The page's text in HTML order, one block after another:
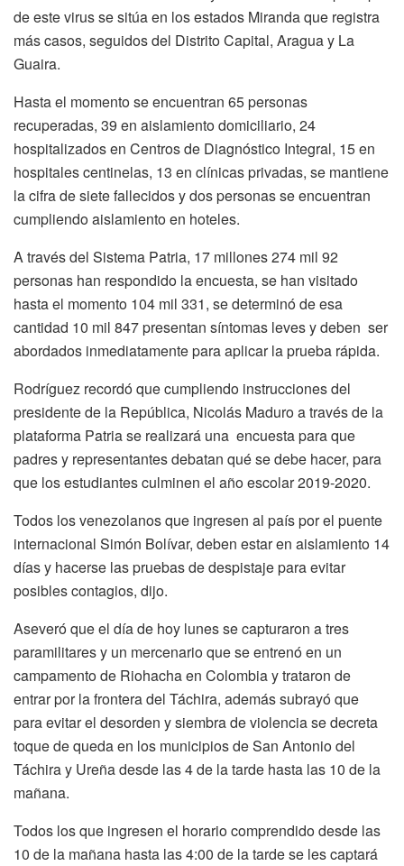
de este virus se sitúa en los estados Miranda que registra
más casos, seguidos del Distrito Capital, Aragua y La
Guaira.
Hasta el momento se encuentran 65 personas
recuperadas, 39 en aislamiento domiciliario, 24
hospitalizados en Centros de Diagnóstico Integral, 15 en
hospitales centinelas, 13 en clínicas privadas, se mantiene
la cifra de siete fallecidos y dos personas se encuentran
cumpliendo aislamiento en hoteles.
A través del Sistema Patria, 17 millones 274 mil 92
personas han respondido la encuesta, se han visitado
hasta el momento 104 mil 331, se determinó de esa
cantidad 10 mil 847 presentan síntomas leves y deben ser
abordados inmediatamente para aplicar la prueba rápida.
Rodríguez recordó que cumpliendo instrucciones del
presidente de la República, Nicolás Maduro a través de la
plataforma Patria se realizará una encuesta para que
padres y representantes debatan qué se debe hacer, para
que los estudiantes culminen el año escolar 2019-2020.
Todos los venezolanos que ingresen al país por el puente
internacional Simón Bolívar, deben estar en aislamiento 14
días y hacerse las pruebas de despistaje para evitar
posibles contagios, dijo.
Aseveró que el día de hoy lunes se capturaron a tres
paramilitares y un mercenario que se entrenó en un
campamento de Riohacha en Colombia y trataron de
entrar por la frontera del Táchira, además subrayó que
para evitar el desorden y siembra de violencia se decreta
toque de queda en los municipios de San Antonio del
Táchira y Ureña desde las 4 de la tarde hasta las 10 de la
mañana.
Todos los que ingresen el horario comprendido desde las
10 de la mañana hasta las 4:00 de la tarde se les captará